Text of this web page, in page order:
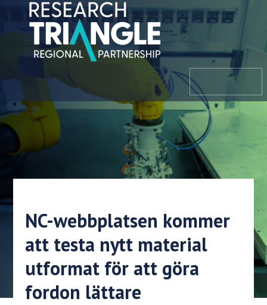
Hoppa till innehållet
meny
NC-webbplatsen kommer
att testa nytt material
utformat för att göra
fordon lättare